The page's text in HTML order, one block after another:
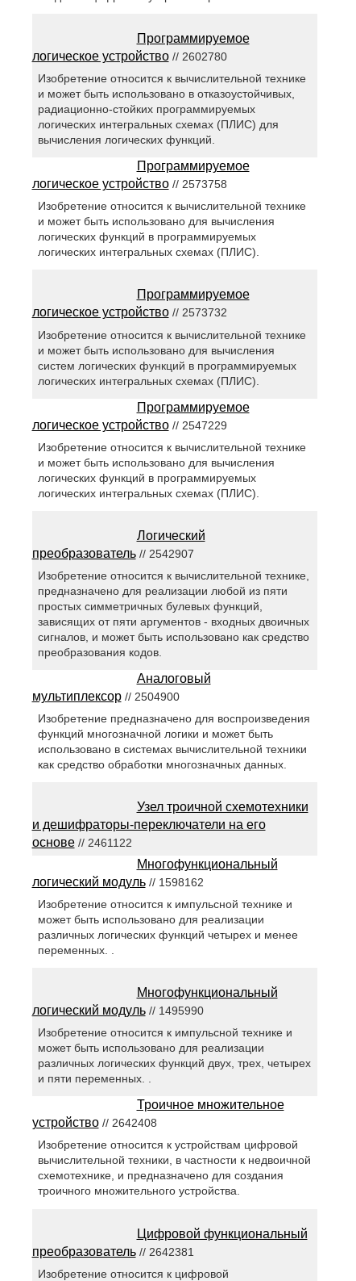
Программируемое
логическое устройство// 2602780
Изобретение относится к вычислительной технике
и может быть использовано в отказоустойчивых,
радиационно-стойких программируемых
логических интегральных схемах (ПЛИС) для
вычисления логических функций.
Программируемое
логическое устройство// 2573758
Изобретение относится к вычислительной технике
и может быть использовано для вычисления
логических функций в программируемых
логических интегральных схемах (ПЛИС).
Программируемое
логическое устройство// 2573732
Изобретение относится к вычислительной технике
и может быть использовано для вычисления
систем логических функций в программируемых
логических интегральных схемах (ПЛИС).
Программируемое
логическое устройство// 2547229
Изобретение относится к вычислительной технике
и может быть использовано для вычисления
логических функций в программируемых
логических интегральных схемах (ПЛИС).
Логический
преобразователь// 2542907
Изобретение относится к вычислительной технике,
предназначено для реализации любой из пяти
простых симметричных булевых функций,
зависящих от пяти аргументов - входных двоичных
сигналов, и может быть использовано как средство
преобразования кодов.
Аналоговый
мультиплексор// 2504900
Изобретение предназначено для воспроизведения
функций многозначной логики и может быть
использовано в системах вычислительной техники
как средство обработки многозначных данных.
Узел троичной схемотехники
и дешифраторы-переключатели на его
основе// 2461122
Многофункциональный
логический модуль// 1598162
Изобретение относится к импульсной технике и
может быть использовано для реализации
различных логических функций четырех и менее
переменных. .
Многофункциональный
логический модуль// 1495990
Изобретение относится к импульсной технике и
может быть использовано для реализации
различных логических функций двух, трех, четырех
и пяти переменных. .
Троичное множительное
устройство// 2642408
Изобретение относится к устройствам цифровой
вычислительной техники, в частности к недвоичной
схемотехнике, и предназначено для создания
троичного множительного устройства.
Цифровой функциональный
преобразователь// 2642381
Изобретение относится к цифровой